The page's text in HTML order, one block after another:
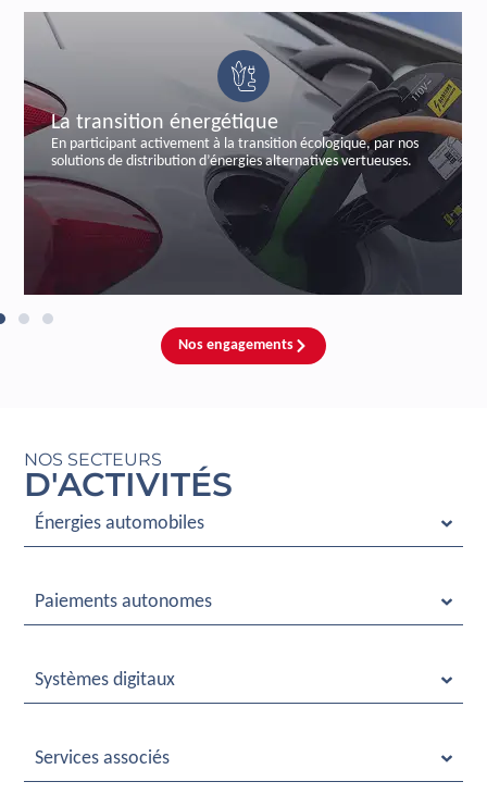
la transition écologique, par nos
alternatives vertueuses.
La sécurisation
En sécurisant les
labelisée et certifiée de
Nos engagements
NOS SECTEURS
D'ACTIVITÉS
Énergies automobiles
Paiements autonomes
Systèmes digitaux
Services associés